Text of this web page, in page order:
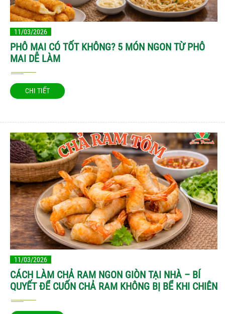
11/03/2026
PHÔ MAI CÓ TỐT KHÔNG? 5 MÓN NGON TỪ PHÔ
MAI DỄ LÀM
CHI TIẾT
11/03/2026
CÁCH LÀM CHẢ RAM NGON GIÒN TẠI NHÀ – BÍ
QUYẾT ĐỂ CUỐN CHẢ RAM KHÔNG BỊ BỂ KHI CHIÊN